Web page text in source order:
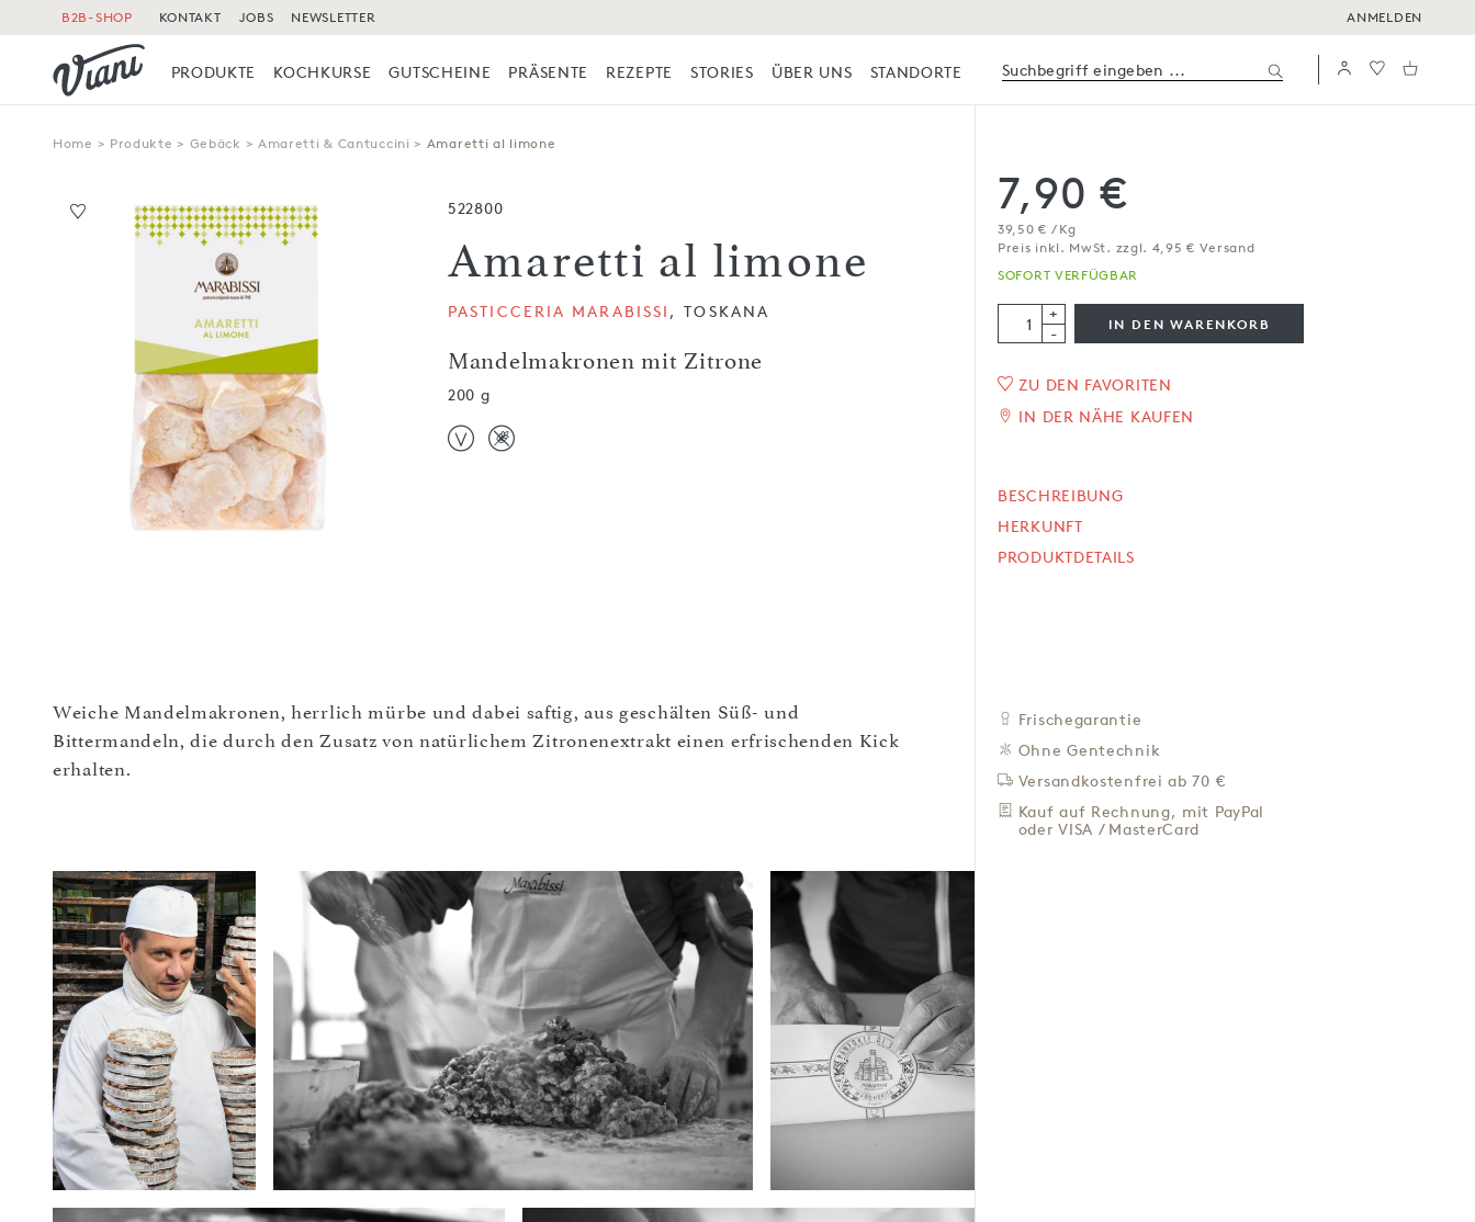
B2B-SHOP KONTAKT JOBS NEWSLETTER ANMELDEN
PRODUKTE KOCHKURSE GUTSCHEINE PRÄSENTE REZEPTE STORIES ÜBER UNS STANDORTE
Home > Produkte > Gebäck > Amaretti & Cantuccini > Amaretti al limone
Amaretti al limone
7,90 €
Preis inkl. MwSt. zzgl. 4,95 € Versand
BESCHREIBUNG
HERKUNFT
PRODUKTDETAILS
522800
Amaretti al limone
Mandelmakronen mit Zitrone
PASTICCERIA MARABISSI , TOSKANA
200 g
SOFORT VERFÜGBAR
7,90 €
39,50 € / Kg
Preis inkl. MwSt. zzgl. 4,95 € Versand
+
-
IN DEN WARENKORB
ZU DEN FAVORITEN
IN DER NÄHE KAUFEN
BESCHREIBUNG
HERKUNFT
PRODUKTDETAILS
Frischegarantie
Ohne Gentechnik
Versandkostenfrei ab 70 €
Kauf auf Rechnung, mit PayPal
oder VISA / MasterCard
Weiche Mandelmakronen, herrlich mürbe und dabei saftig, aus geschälten Süß- und
Bittermandeln, die durch den Zusatz von natürlichem Zitronenextrakt einen erfrischenden Kick
erhalten.